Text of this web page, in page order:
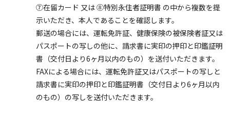
⑦在留カード 又は ⑧特別永住者証明書 の中から複数を提
示いただき、本人であることを確認します。
郵送の場合には、運転免許証、健康保険の被保険者証又は
パスポートの写しの他に、請求書に実印の押印と印鑑証明
書（交付日より6ヶ月以内のもの）を送付いただきます。
FAXによる場合には、運転免許証又はパスポートの写しと
請求書に実印の押印と印鑑証明書（交付日より6ヶ月以内
のもの）の写しを送付いただきます。